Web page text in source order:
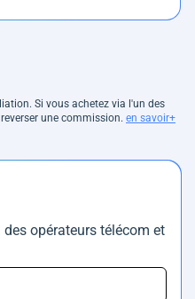
Si vous achetez via l'un des
une commission. en savoir+
des opérateurs télécom et